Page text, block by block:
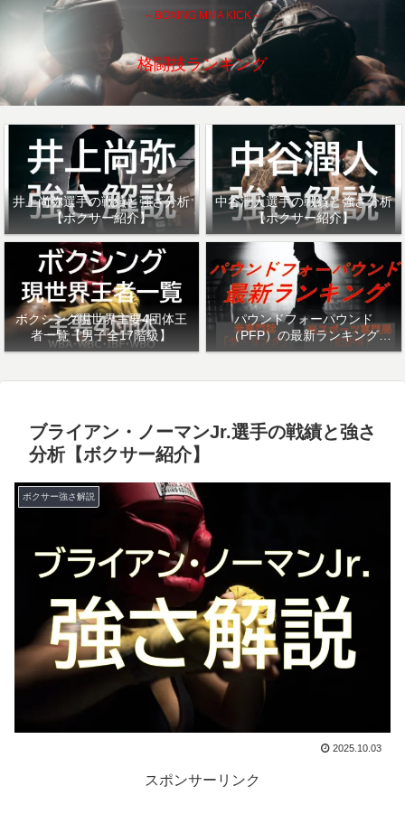
～BOXING MMA KICK～
格闘技ランキング
井上尚弥選手の戦績と強さ分析
【ボクサー紹介】
中谷潤人選手の戦績と強さ分析
【ボクサー紹介】
ボクシング現世界主要4団体王
者一覧【男子全17階級】
パウンドフォーパウンド
（PFP）の最新ランキング
「ザ・リング」・「ESPN」を
ブライアン・ノーマンJr.選手の戦績と強さ
分析【ボクサー紹介】
ボクサー強さ解説
2025.10.03
スポンサーリンク